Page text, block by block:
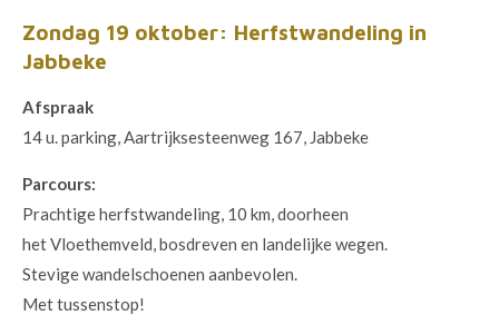
Zondag 19 oktober: Herfstwandeling in
Jabbeke
Afspraak
14 u. parking, Aartrijksesteenweg 167, Jabbeke
Parcours:
Prachtige herfstwandeling, 10 km, doorheen
het Vloethemveld, bosdreven en landelijke wegen.
Stevige wandelschoenen aanbevolen.
Met tussenstop!